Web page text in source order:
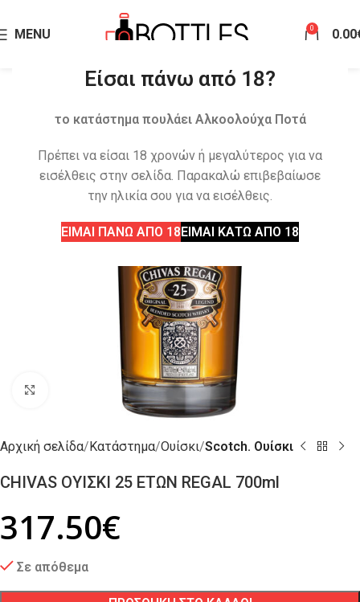
Είσαι πάνω από 18?
το κατάστημα πουλάει Αλκοολούχα Ποτά
Πρέπει να είσαι 18 χρονών ή μεγαλύτερος για να
εισέλθεις στην σελίδα. Παρακαλώ επιβεβαίωσε
την ηλικία σου για να εισέλθεις.
ΕΙΜΑΙ ΠΑΝΩ ΑΠΟ 18ΕΙΜΑΙ ΚΑΤΩ ΑΠΟ 18
MENU 0 0.00
Click to enlarge
Αρχική σελίδα Κατάστημα Ουίσκι Scotch. Ουίσκι
CHIVAS ΟΥΙΣΚΙ 25 ΕΤΩΝ REGAL 700ml
317.50€
Σε απόθεμα